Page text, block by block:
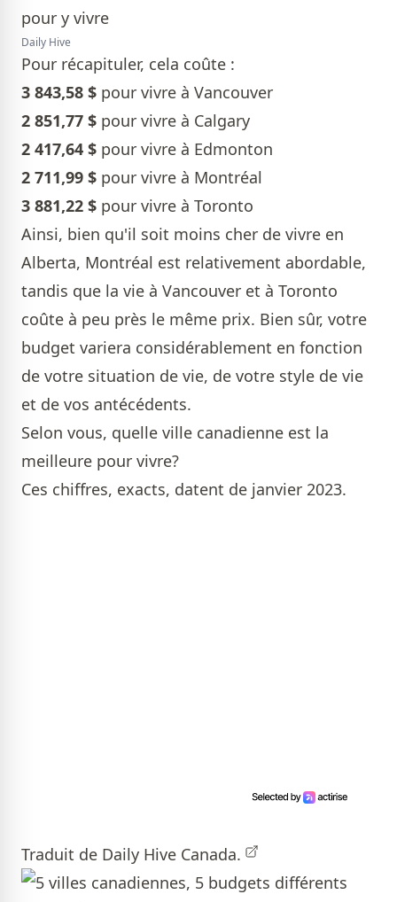
Daily Hive
Pour récapituler, cela coûte :
3 843,58 $ pour vivre à Vancouver
2 851,77 $ pour vivre à Calgary
2 417,64 $ pour vivre à Edmonton
2 711,99 $ pour vivre à Montréal
3 881,22 $ pour vivre à Toronto
Ainsi, bien qu'il soit moins cher de vivre en
Alberta, Montréal est relativement abordable,
tandis que la vie à Vancouver et à Toronto
coûte à peu près le même prix. Bien sûr, votre
budget variera considérablement en fonction
de votre situation de vie, de votre style de vie
et de vos antécédents.
Selon vous, quelle ville canadienne est la
meilleure pour vivre?
Ces chiffres, exacts, datent de janvier 2023.
Traduit de Daily Hive Canada.